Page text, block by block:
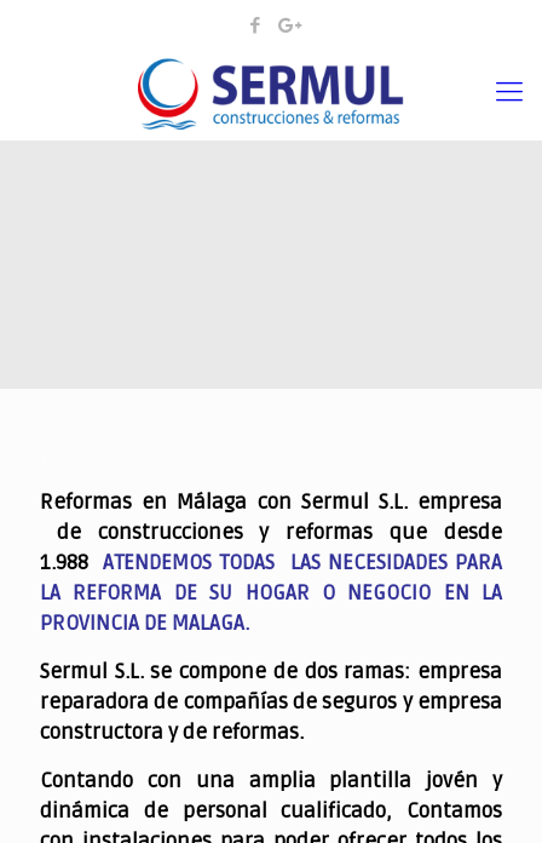
Reformas en Málaga con Sermul S.L. empresa
de construcciones y reformas que desde
1.988ATENDEMOS TODAS LAS NECESIDADES PARA
LA REFORMA DE SU HOGAR O NEGOCIO EN LA
PROVINCIA DE MALAGA.
Sermul S.L. se compone de dos ramas: empresa
reparadora de compañías de seguros y empresa
constructora y de reformas.
Contando con una amplia plantilla jovén y
dinámica de personal cualificado, Contamos